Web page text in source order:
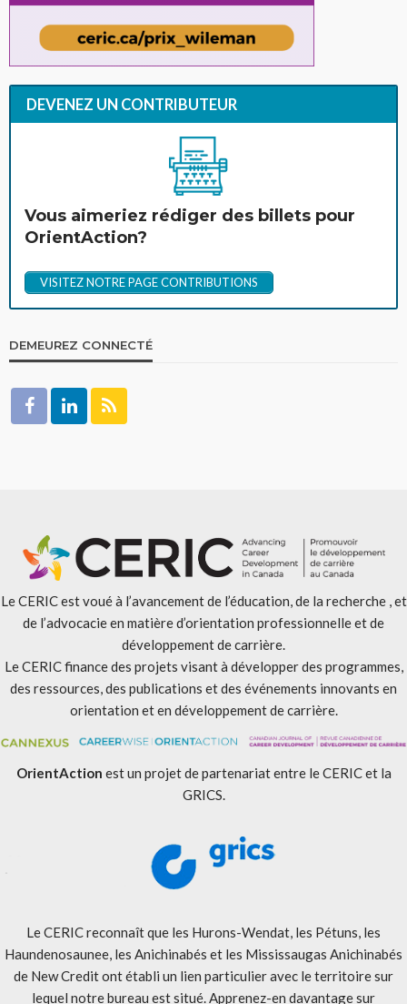
DEVENEZ UN CONTRIBUTEUR
Vous aimeriez rédiger des billets pour
OrientAction?
VISITEZ NOTRE PAGE CONTRIBUTIONS
DEMEUREZ CONNECTÉ
Le CERIC est voué à l’avancement de l’éducation, de la recherche , et
de l’advocacie en matière d’orientation professionnelle et de
développement de carrière.
Le CERIC finance des projets visant à développer des programmes,
des ressources, des publications et des événements innovants en
orientation et en développement de carrière.
OrientAction est un projet de partenariat entre le CERIC et la
GRICS.
Le CERIC reconnaît que les Hurons-Wendat, les Pétuns, les
Haundenosaunee, les Anichinabés et les Mississaugas Anichinabés
de New Credit ont établi un lien particulier avec le territoire sur
lequel notre bureau est situé. Apprenez-en davantage sur